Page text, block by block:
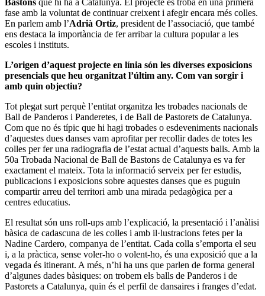
fase amb la voluntat de continuar creixent i afegir encara més colles.
En parlem amb l’Adrià Ortiz, president de l’associació, que també
ens destaca la importància de fer arribar la cultura popular a les
escoles i instituts.
L’origen d’aquest projecte en línia són les diverses exposicions
presencials que heu organitzat l’últim any. Com van sorgir i
amb quin objectiu?
Tot plegat surt perquè l’entitat organitza les trobades nacionals de
Ball de Panderos i Panderetes, i de Ball de Pastorets de Catalunya.
Com que no és típic que hi hagi trobades o esdeveniments nacionals
d’aquestes dues danses vam aprofitar per recollir dades de totes les
colles per fer una radiografia de l’estat actual d’aquests balls. Amb la
50a Trobada Nacional de Ball de Bastons de Catalunya es va fer
exactament el mateix. Tota la informació serveix per fer estudis,
publicacions i exposicions sobre aquestes danses que es puguin
compartir arreu del territori amb una mirada pedagògica per a
centres educatius.
El resultat són uns roll-ups amb l’explicació, la presentació i l’anàlisi
bàsica de cadascuna de les colles i amb il·lustracions fetes per la
Nadine Cardero, companya de l’entitat. Cada colla s’emporta el seu
i, a la pràctica, sense voler-ho o volent-ho, és una exposició que a la
vegada és itinerant. A més, n’hi ha uns que parlen de forma general
d’algunes dades bàsiques: on trobem els balls de Panderos i de
Pastorets a Catalunya, quin és el perfil de dansaires i franges d’edat.